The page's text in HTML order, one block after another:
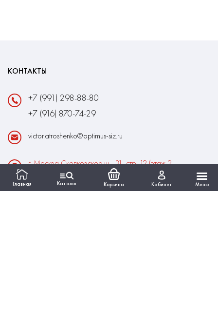
Главная Каталог Корзина Кабинет Меню
КОНТАКТЫ
+7 (991) 298-88-80
+7 (916) 870-74-29
victor.atroshenko@optimus-siz.ru
г. Москва Сколковское ш., 31, стр. 12 (этаж 2,
помещение 22)
Время работы: